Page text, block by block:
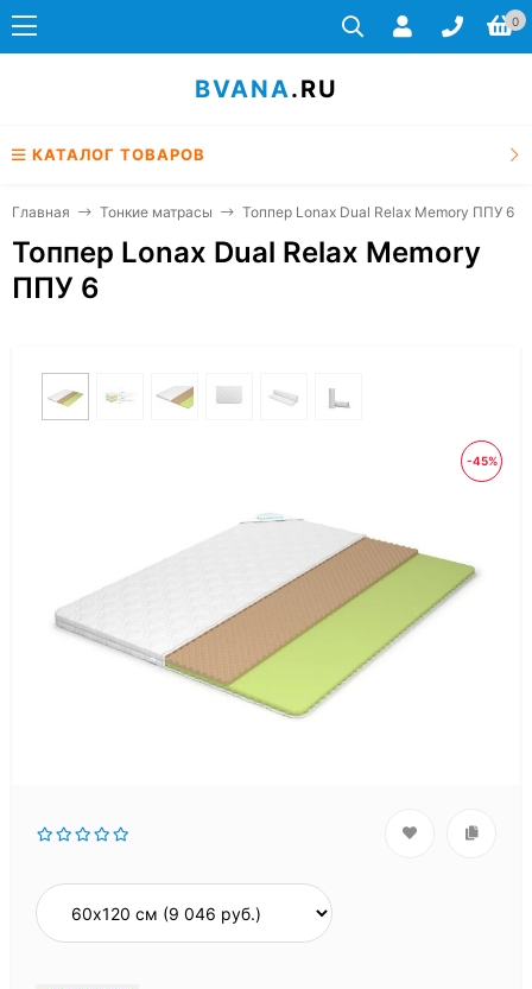
0
BVANA.RU
КАТАЛОГ ТОВАРОВ
Главная Тонкие матрасы Топпер Lonax Dual Relax Memory ППУ 6
Топпер Lonax Dual Relax Memory
ППУ 6
-45%